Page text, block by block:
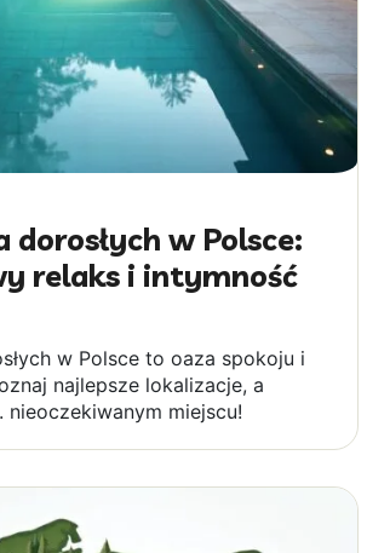
dorosłych w Polsce:
relaks i intymność
w Polsce to oaza spokoju i
najlepsze lokalizacje, a
nieoczekiwanym miejscu!